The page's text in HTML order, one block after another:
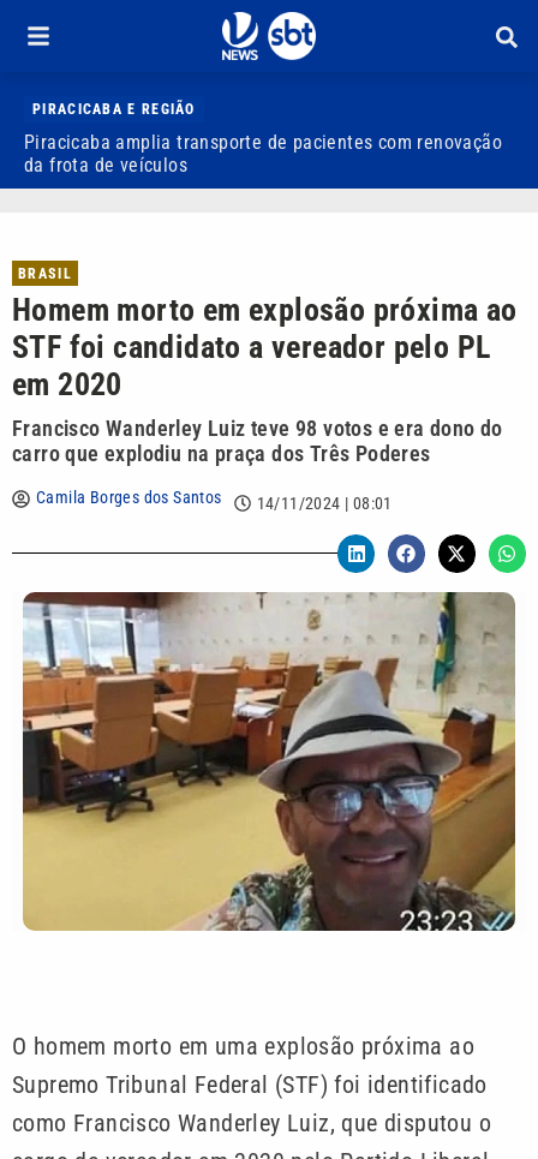
PIRACICABA E REGIÃO
Piracicaba amplia transporte de pacientes com renovação
da frota de veículos
BRASIL
Homem morto em explosão próxima ao
STF foi candidato a vereador pelo PL
em 2020
Francisco Wanderley Luiz teve 98 votos e era dono do
carro que explodiu na praça dos Três Poderes
Camila Borges dos Santos 14/11/2024 | 08:01
O homem morto em uma explosão próxima ao
Supremo Tribunal Federal (STF) foi identificado
como Francisco Wanderley Luiz, que disputou o